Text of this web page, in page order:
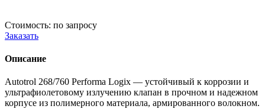
Стоимость: по запросу
Заказать
Описание
Autotrol 268/760 Performa Logix — устойчивый к коррозии и
ультрафиолетовому излучению клапан в прочном и надежном
корпусе из полимерного материала, армированного волокном.